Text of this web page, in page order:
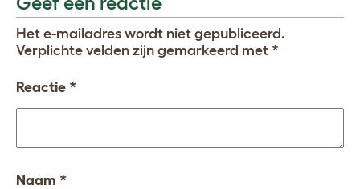
Het e-mailadres wordt niet gepubliceerd.
Verplichte velden zijn gemarkeerd met *
Reactie *
Naam *